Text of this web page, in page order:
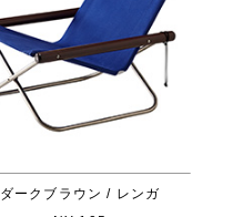
ダークブラウン / レンガ